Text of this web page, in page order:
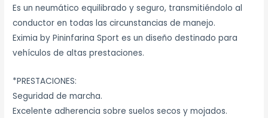
Es un neumático equilibrado y seguro, transmitiéndolo al
conductor en todas las circunstancias de manejo.
Eximia by Pininfarina Sport es un diseño destinado para
vehículos de altas prestaciones.
*PRESTACIONES:
Seguridad de marcha.
Excelente adherencia sobre suelos secos y mojados.